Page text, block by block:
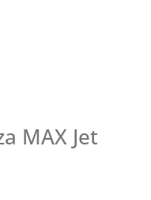
MAX Jet